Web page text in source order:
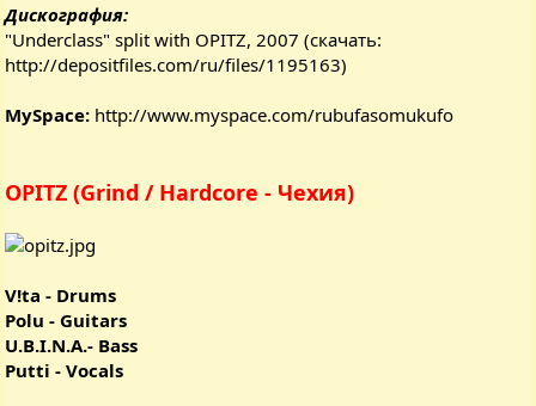
Дискография:
"Underclass" split with OPITZ, 2007 (скачать:
http://depositfiles.com/ru/files/1195163)
MySpace: http://www.myspace.com/rubufasomukufo
OPITZ (Grind / Hardcore - Чехия)
V!ta - Drums
Polu - Guitars
U.B.I.N.A.- Bass
Putti - Vocals